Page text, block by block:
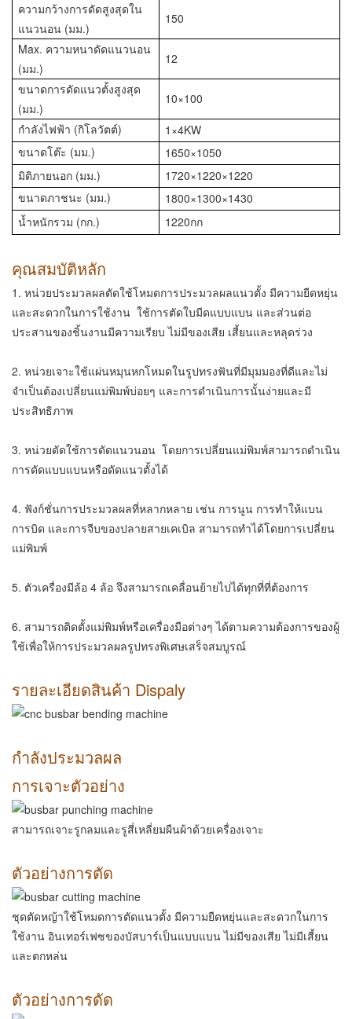
ความกว้างการดัดสูงสุดใน
แนวนอน (มม.)
150
Max. ความหนาดัดแนวนอน
(มม.)
12
ขนาดการดัดแนวตั้งสูงสุด
(มม.)
10×100
กำลังไฟฟ้า (กิโลวัตต์)
1×4KW
ขนาดโต๊ะ (มม.)
1650×1050
มิติภายนอก (มม.)
1720×1220×1220
ขนาดภาชนะ (มม.)
1800×1300×1430
น้ำหนักรวม (กก.)
1220กก
คุณสมบัติหลัก
1. หน่วยประมวลผลตัดใช้โหมดการประมวลผลแนวตั้ง มีความยืดหยุ่น
และสะดวกในการใช้งาน ใช้การตัดใบมีดแบบแบน และส่วนต่อ
ประสานของชิ้นงานมีความเรียบ ไม่มีของเสีย เสี้ยนและหลุดร่วง
2. หน่วยเจาะใช้แผ่นหมุนหกโหมดในรูปทรงฟันที่มีมุมมองที่ดีและไม่
จำเป็นต้องเปลี่ยนแม่พิมพ์บ่อยๆ และการดำเนินการนั้นง่ายและมี
ประสิทธิภาพ
3. หน่วยดัดใช้การดัดแนวนอน โดยการเปลี่ยนแม่พิมพ์สามารถดำเนิน
การดัดแบบแบนหรือดัดแนวตั้งได้
4. ฟังก์ชั่นการประมวลผลที่หลากหลาย เช่น การนูน การทำให้แบน
การบิด และการจีบของปลายสายเคเบิล สามารถทำได้โดยการเปลี่ยน
แม่พิมพ์
5. ตัวเครื่องมีล้อ 4 ล้อ จึงสามารถเคลื่อนย้ายไปได้ทุกที่ที่ต้องการ
6. สามารถติดตั้งแม่พิมพ์หรือเครื่องมือต่างๆ ได้ตามความต้องการของผู้
ใช้เพื่อให้การประมวลผลรูปทรงพิเศษเสร็จสมบูรณ์
รายละเอียดสินค้า Dispaly
กำลังประมวลผล
การเจาะตัวอย่าง
สามารถเจาะรูกลมและรูสี่เหลี่ยมผืนผ้าด้วยเครื่องเจาะ
ตัวอย่างการตัด
ชุดตัดหญ้าใช้โหมดการตัดแนวตั้ง มีความยืดหยุ่นและสะดวกในการ
ใช้งาน อินเทอร์เฟซของบัสบาร์เป็นแบบแบน ไม่มีของเสีย ไม่มีเสี้ยน
และตกหล่น
ตัวอย่างการดัด